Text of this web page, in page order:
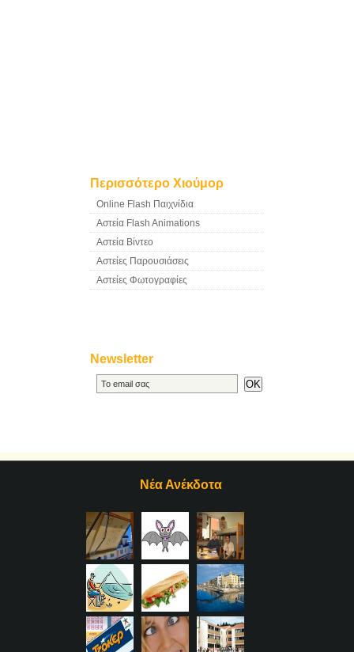
Περισσότερο Χιούμορ
Online Flash Παιχνίδια
Αστεία Flash Animations
Αστεία Βίντεο
Αστείες Παρουσιάσεις
Αστείες Φωτογραφίες
Newsletter
Νέα Ανέκδοτα